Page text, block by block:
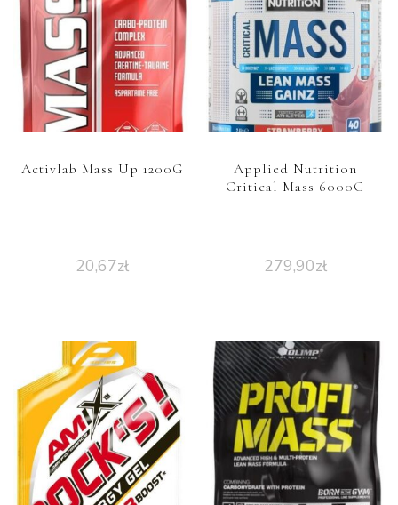
Activlab Mass Up 1200G
20,67zł
Applied Nutrition
Critical Mass 6000G
279,90zł